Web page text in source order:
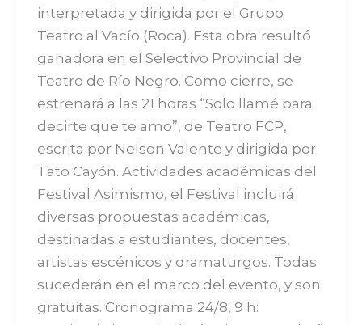
interpretada y dirigida por el Grupo
Teatro al Vacío (Roca). Esta obra resultó
ganadora en el Selectivo Provincial de
Teatro de Río Negro. Como cierre, se
estrenará a las 21 horas “Solo llamé para
decirte que te amo”, de Teatro FCP,
escrita por Nelson Valente y dirigida por
Tato Cayón. Actividades académicas del
Festival Asimismo, el Festival incluirá
diversas propuestas académicas,
destinadas a estudiantes, docentes,
artistas escénicos y dramaturgos. Todas
sucederán en el marco del evento, y son
gratuitas. Cronograma 24/8, 9 h: